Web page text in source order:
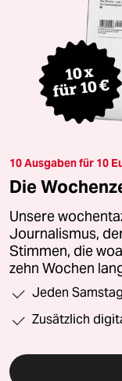
10 Ausgaben für 10
Die
Unsere
Journalismus,
Stimmen, die
zehn Wochen
Jeden
Zusätzlich